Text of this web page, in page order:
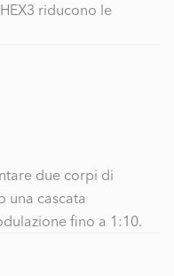
riducono le
due corpi di
una cascata
fino a 1:10.